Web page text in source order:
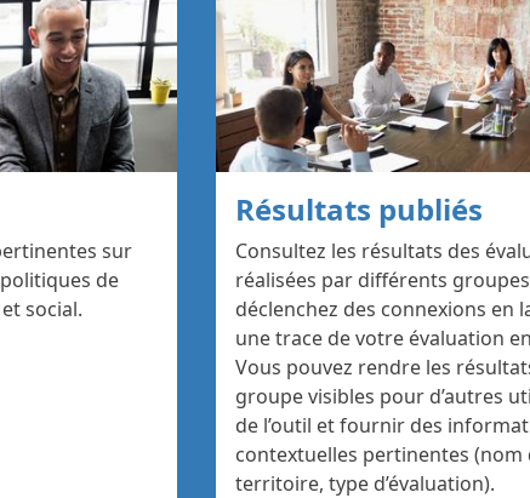
sur
de
social.
Résultats publiés
Consultez les résultats des
réalisées par différents
déclenchez des connexions en
une trace de votre évaluation
Vous pouvez rendre les
groupe visibles pour d’autres
de l’outil et fournir des
contextuelles pertinentes (nom
territoire, type d’évaluation).